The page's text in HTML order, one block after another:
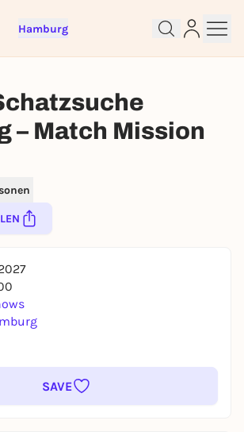
Hamburg
– Match Mission
SAVE
free and get started
follow pages, or participate in
need a free Rausgegangen account.
have an account?